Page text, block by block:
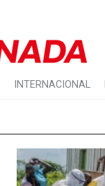
INTERNACIONAL